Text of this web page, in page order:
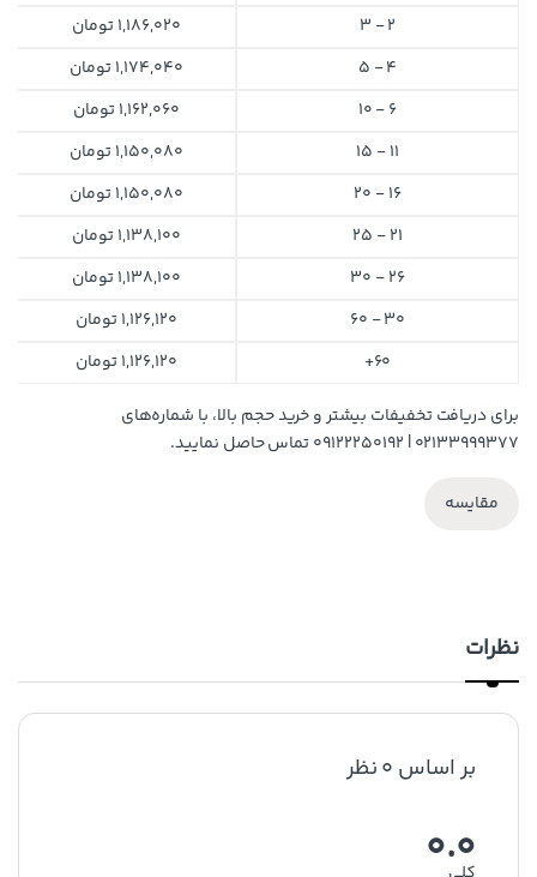
2 - 3
1,186,020تومان
4 - 5
1,174,040تومان
6 - 10
1,162,060تومان
11 - 15
1,150,080تومان
16 - 20
1,150,080تومان
21 - 25
1,138,100تومان
26 - 30
1,138,100تومان
30 - 60
1,126,120تومان
60+
1,126,120تومان
برای دریافت تخفیفات بیشتر و خرید حجم بالا، با شماره‌های
۰۲۱۳۳۹۹۹۳۷۷ | ۰۹۱۲۲۲۵۰۱۹۲ تماس حاصل نمایید.
مقایسه
نظرات
بر اساس 0 نظر
0.0